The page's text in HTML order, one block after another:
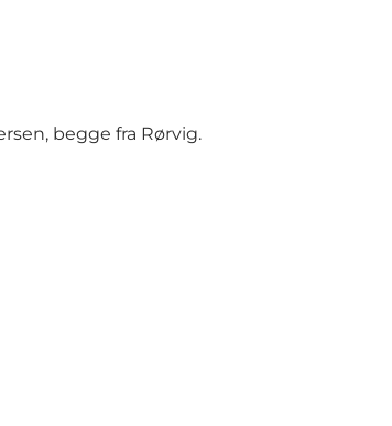
begge fra Rørvig.